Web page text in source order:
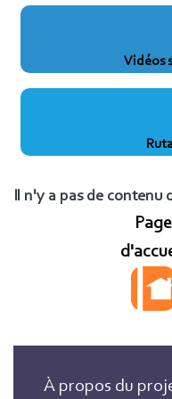
Vidéos
Il n'y a pas de contenu
Page
À propos du